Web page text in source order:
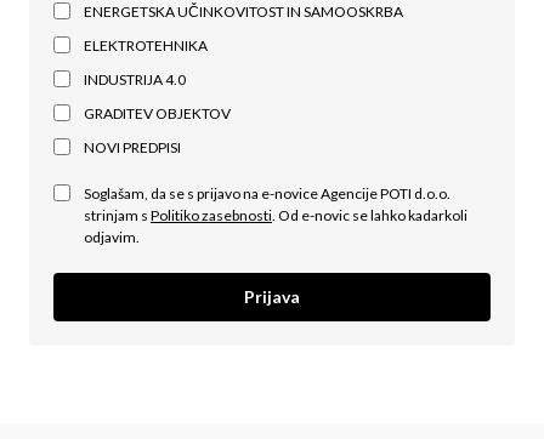
ENERGETSKA UČINKOVITOST IN SAMOOSKRBA
ELEKTROTEHNIKA
INDUSTRIJA 4.0
GRADITEV OBJEKTOV
NOVI PREDPISI
Soglašam, da se s prijavo na e-novice Agencije POTI d.o.o.
strinjam s Politiko zasebnosti . Od e-novic se lahko kadarkoli
odjavim.
Prijava